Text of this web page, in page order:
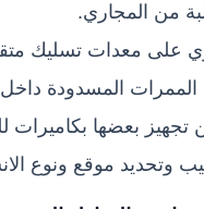
من المجاري.
على معدات تسليك
الممرات المسدودة داخل
تجهيز بعضها
وتحديد موقع ونوع